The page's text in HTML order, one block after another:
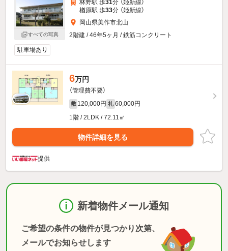
すべての写真
林野駅 歩31分 （姫新線）
楢原駅 歩33分 （姫新線）
岡山県美作市北山
2階建 / 46年5ヶ月 / 鉄筋コンクリート
駐車場あり
6万円
（管理費不要）
敷 120,000円 礼 60,000円
1階 / 2LDK / 72.11㎡
物件詳細を見る
提供
新着物件メール通知
ご希望の条件の物件が見つかり次第、
メールでお知らせします